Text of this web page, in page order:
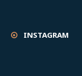
INSTAGRAM